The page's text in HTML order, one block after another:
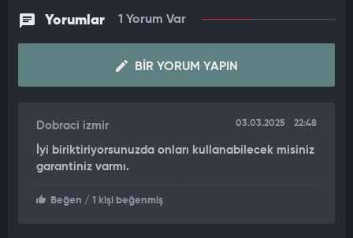
Yorumlar 1 Yorum Var
BIR YORUM YAPIN
Dobraci izmir 03.03.2025 22:48
İyi biriktiriyorsunuzda onları kullanabilecek misiniz
garantiniz varmı.
Beğen / 1 kişi beğenmiş